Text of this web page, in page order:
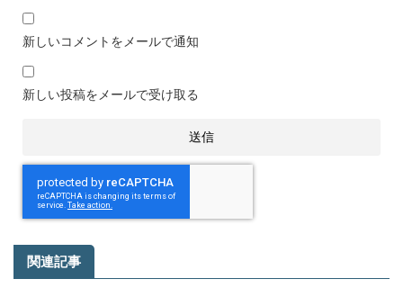
新しいコメントをメールで通知
新しい投稿をメールで受け取る
関連記事